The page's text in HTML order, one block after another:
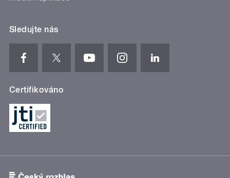
Sledujte nás
Certifikováno